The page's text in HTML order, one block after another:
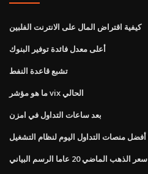
كيفية اقتراض المال على الانترنت الفلبين
أعلى معدل فائدة توفير البنوك
تشبع قاعدة النفط
ما هو مؤشر vix الحالي
بعد ساعات التداول في امزن
سعر الذهب الماضي 20 عاما الرسم البياني